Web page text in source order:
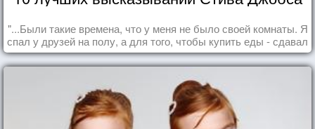
"...Были такие времена, что у меня не было своей комнаты. Я
спал у друзей на полу, а для того, чтобы купить еды - сдавал
бутылки из под кока-колы"